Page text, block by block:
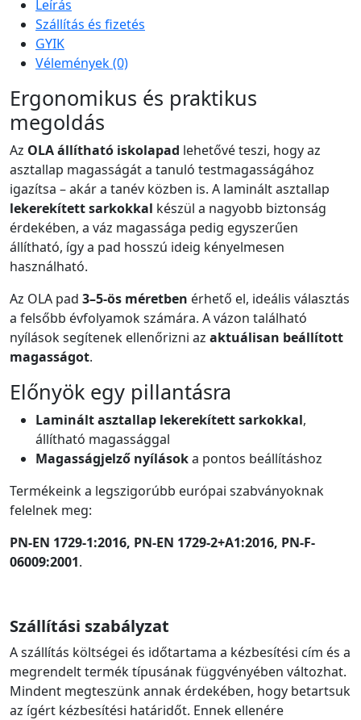
Leírás
Szállítás és fizetés
GYIK
Vélemények (0)
Ergonomikus és praktikus
megoldás
Az OLA állítható iskolapad lehetővé teszi, hogy az
asztallap magasságát a tanuló testmagasságához
igazítsa – akár a tanév közben is. A laminált asztallap
lekerekített sarkokkal készül a nagyobb biztonság
érdekében, a váz magassága pedig egyszerűen
állítható, így a pad hosszú ideig kényelmesen
használható.
Az OLA pad 3–5-ös méretben érhető el, ideális választás
a felsőbb évfolyamok számára. A vázon található
nyílások segítenek ellenőrizni az aktuálisan beállított
magasságot.
Előnyök egy pillantásra
Laminált asztallap lekerekített sarkokkal,
állítható magassággal
Magasságjelző nyílásoka pontos beállításhoz
Termékeink a legszigorúbb európai szabványoknak
felelnek meg:
PN-EN 1729-1:2016, PN-EN 1729-2+A1:2016, PN-F-
06009:2001.
Szállítási szabályzat
A szállítás költségei és időtartama a kézbesítési cím és a
megrendelt termék típusának függvényében változhat.
Mindent megteszünk annak érdekében, hogy betartsuk
az ígért kézbesítési határidőt. Ennek ellenére